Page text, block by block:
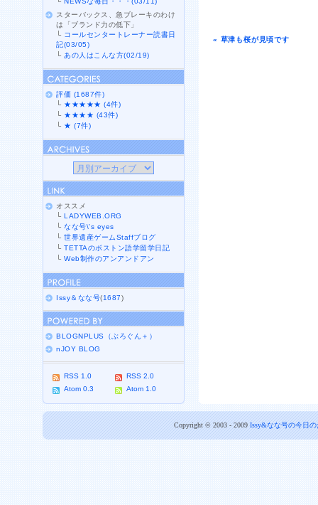
« 草津も桜が見頃です
スターバックス、急ブレーキのわけ
は「ブランド力の低下」
└ コールセンタートレーナー読書日
記(03/05)
└ あの人はこんな方(02/19)
評価 (1687件)
└ ★★★★★ (4件)
└ ★★★★ (43件)
└ ★ (7件)
オススメ
└LADYWEB.ORG
└なな号\'s eyes
└世界遺産ゲームStaffブログ
└TETTAのボストン語学留学日記
└Web制作のアンアンドアン
Issy＆なな号(1687)
BLOGNPLUS（ぶろぐん＋）
nJOY BLOG
RSS 1.0
RSS 2.0
Atom 0.3
Atom 1.0
Copyright © 2003 - 2009 Issy&なな号の今日